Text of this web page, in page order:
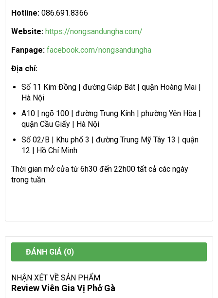
H otline: 086.691.8366
Website: https://nongsandungha.com/
Fanpage: facebook.com/nongsandungha
Địa chỉ:
Số 11 Kim Đồng | đường Giáp Bát | quận Hoàng Mai |
Hà Nội
A10 | ngõ 100 | đường Trung Kính | phường Yên Hòa |
quận Cầu Giấy | Hà Nội
Số 02/B | Khu phố 3 | đường Trung Mỹ Tây 13 | quận
12 | Hồ Chí Minh
Thời gian mở cửa từ 6h30 đến 22h00 tất cả các ngày
trong tuần.
ĐÁNH GIÁ (0)
NHẬN XÉT VỀ SẢN PHẨM
Review Viên Gia Vị Phở Gà